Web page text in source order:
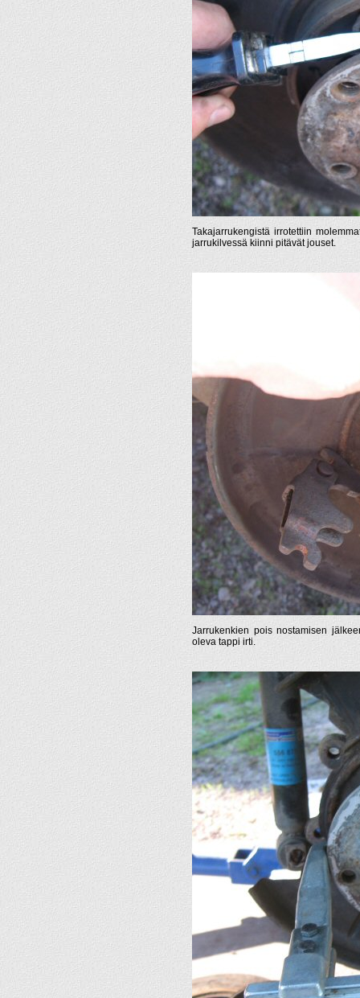
Takajarrukengistä irrotettiin
jarrukilvessä kiinni pitävät jouset.
Jarrukenkien pois nostamisen
oleva tappi irti.